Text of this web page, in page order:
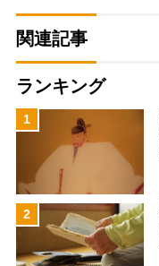
関連記事
ランキング
1
2